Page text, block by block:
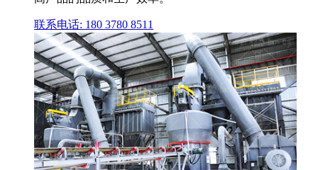
联系电话: 180 3780 8511